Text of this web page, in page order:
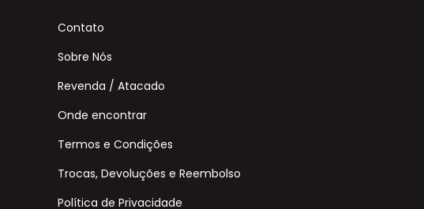
Contato
Sobre Nós
Revenda / Atacado
Onde encontrar
Termos e Condições
Trocas, Devoluções e Reembolso
Política de Privacidade